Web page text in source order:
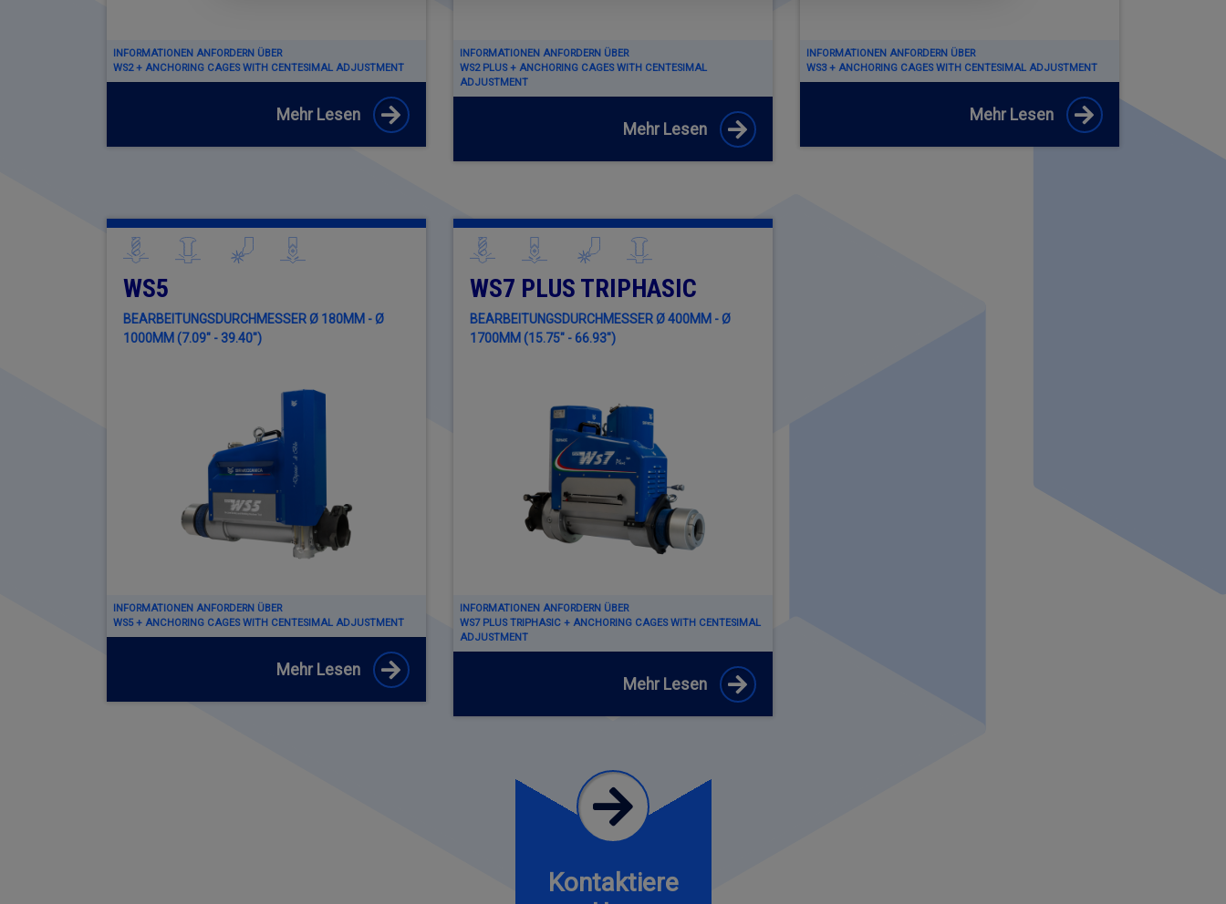
INFORMATIONEN ANFORDERN ÜBER
WS2 + ANCHORING CAGES WITH CENTESIMAL ADJUSTMENT
Mehr Lesen
INFORMATIONEN ANFORDERN ÜBER
WS2 PLUS + ANCHORING CAGES WITH CENTESIMAL
ADJUSTMENT
Mehr Lesen
INFORMATIONEN ANFORDERN ÜBER
WS3 + ANCHORING CAGES WITH CENTESIMAL ADJUSTMENT
Mehr Lesen
WS5
BEARBEITUNGSDURCHMESSER Ø 180MM - Ø
1000MM (7.09" - 39.40")
INFORMATIONEN ANFORDERN ÜBER
WS5 + ANCHORING CAGES WITH CENTESIMAL ADJUSTMENT
Mehr Lesen
WS7 PLUS TRIPHASIC
BEARBEITUNGSDURCHMESSER Ø 400MM - Ø
1700MM (15.75" - 66.93")
INFORMATIONEN ANFORDERN ÜBER
WS7 PLUS TRIPHASIC + ANCHORING CAGES WITH CENTESIMAL
ADJUSTMENT
Mehr Lesen
Kontaktiere